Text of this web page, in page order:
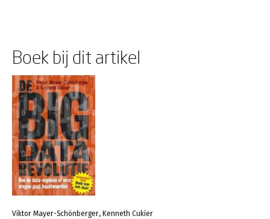
Boek bij dit artikel
Viktor Mayer-Schönberger, Kenneth Cukier